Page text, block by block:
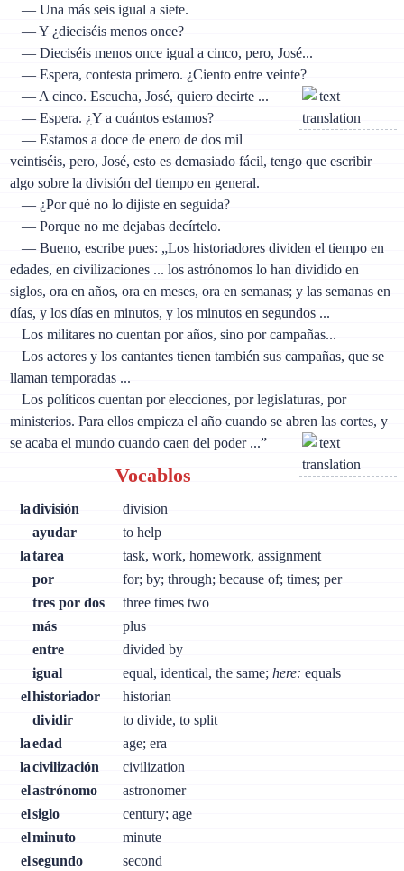
— Una más seis igual a siete.
— Y ¿dieciséis menos once?
— Dieciséis menos once igual a cinco, pero, José...
— Espera, contesta primero. ¿Ciento entre veinte?
— A cinco. Escucha, José, quiero decirte ...
— Espera. ¿Y a cuántos estamos?
— Estamos a doce de enero de dos mil
veintiséis, pero, José, esto es demasiado fácil, tengo que escribir
algo sobre la división del tiempo en general.
— ¿Por qué no lo dijiste en seguida?
— Porque no me dejabas decírtelo.
— Bueno, escribe pues: „Los historiadores dividen el tiempo en
edades, en civilizaciones ... los astrónomos lo han dividido en
siglos, ora en años, ora en meses, ora en semanas; y las semanas en
días, y los días en minutos, y los minutos en segundos ...
Los militares no cuentan por años, sino por campañas...
Los actores y los cantantes tienen también sus campañas, que se
llaman temporadas ...
Los políticos cuentan por elecciones, por legislaturas, por
ministerios. Para ellos empieza el año cuando se abren las cortes, y
se acaba el mundo cuando caen del poder ...”
Vocablos
ladivisión
division
ayudar
to help
latarea
task, work, homework, assignment
por
for; by; through; because of; times; per
tres por dos
three times two
más
plus
entre
divided by
igual
equal, identical, the same;here: equals
elhistoriador
historian
dividir
to divide, to split
laedad
age; era
lacivilización
civilization
elastrónomo
astronomer
elsiglo
century; age
elminuto
minute
elsegundo
second